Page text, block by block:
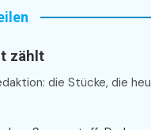
zählt
die Stücke, die